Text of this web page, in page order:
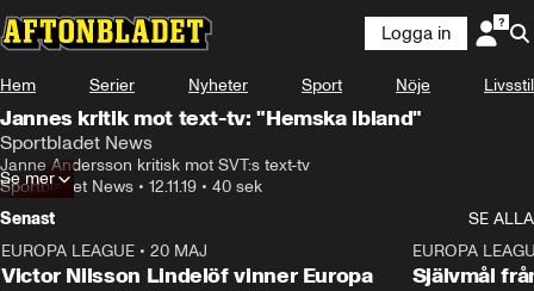
Logga in
Hem Serier Nyheter Sport Nöje Livsstil
Jannes kritik mot text-tv: "Hemska ibland"
Sportbladet News
Janne Andersson kritisk mot SVT:s text-tv
Sportbladet News • 12.11.19 • 40 sek
Se mer
Senast
SE ALLA
EUROPA LEAGUE • 20 MAJ
Victor Nilsson Lindelöf vinner Europa
EUROPA
Självmål